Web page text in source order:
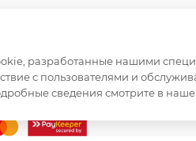
носит справочный
любых
на https://opt-milena.ru
разработанные нашими
с пользователями и
сведения смотрите в